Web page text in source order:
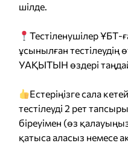
шілде.
Тестіленушілер ҰБТ-
ұсынылған
УАҚЫТЫН өздері
Естеріңізге сала
тестілеуді 2 рет
біреуімен (өз
қатыса аласыз немесе